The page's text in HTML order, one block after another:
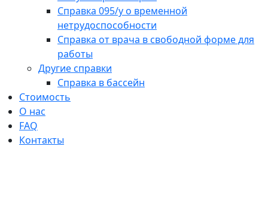
Справка 095/у о временной
нетрудоспособности
Справка от врача в свободной форме для
работы
Другие справки
Справка в бассейн
Стоимость
О нас
FAQ
Контакты